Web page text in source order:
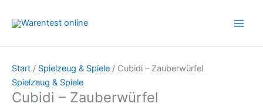
Inhalt
Start / Spielzeug & Spiele / Cubidi – Zauberwürfel
Spielzeug & Spiele
Cubidi – Zauberwürfel